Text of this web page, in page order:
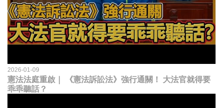
2026-01-09
憲法法庭重啟｜ 《憲法訴訟法》強行通關！ 大法官就得要
乖乖聽話？